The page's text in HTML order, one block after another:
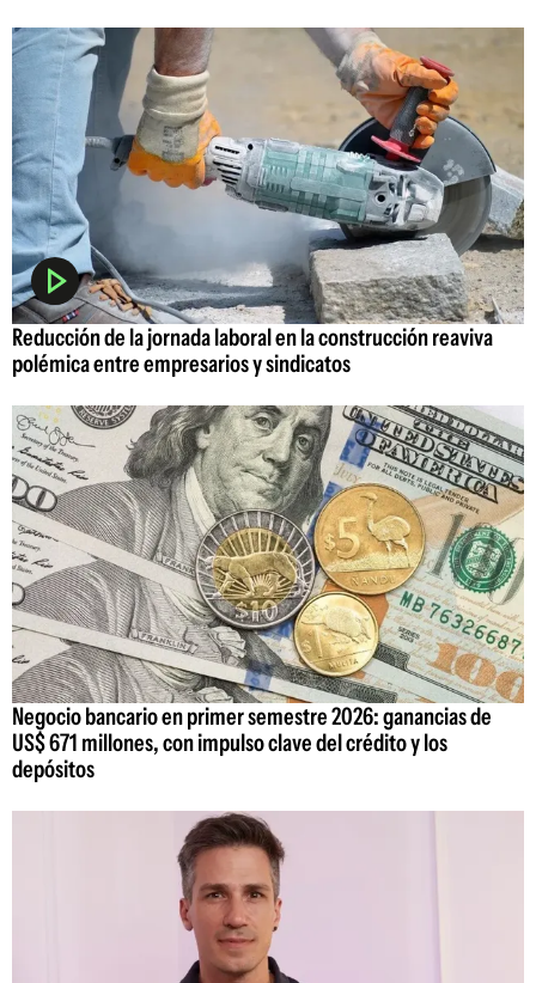
Reducción de la jornada laboral en la construcción reaviva
polémica entre empresarios y sindicatos
Negocio bancario en primer semestre 2026: ganancias de
US$ 671 millones, con impulso clave del crédito y los
depósitos